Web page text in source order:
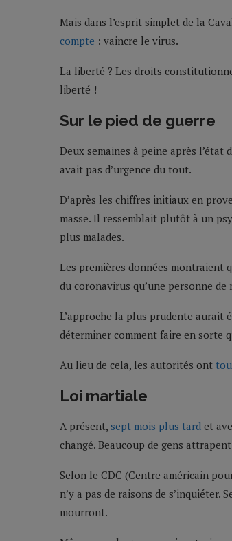
Mais dans l’esprit simplet de la
compte : vaincre le virus.
La liberté ? Les droits
liberté !
Sur le pied de guerre
Deux semaines à peine après l’état
avait pas d’urgence du tout.
D’après les chiffres initiaux en
masse. Il ressemblait plutôt à un
plus malades.
Les premières données montraient
du coronavirus qu’une personne de
L’approche la plus prudente aurait
déterminer comment faire en sorte
Au lieu de cela, les autorités ont
Loi martiale
A présent, sept mois plus tard et
changé. Beaucoup de gens
Selon le CDC (Centre américain
n’y a pas de raisons de s’inquiéter.
mourront.